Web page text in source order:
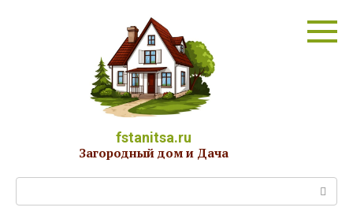
fstanitsa.ru
Загородный дом и Дача